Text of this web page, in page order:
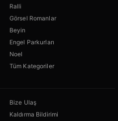
Ralli
Görsel Romanlar
Beyin
Engel Parkurları
Noel
Tüm Kategoriler
Bize Ulaş
Kaldırma Bildirimi